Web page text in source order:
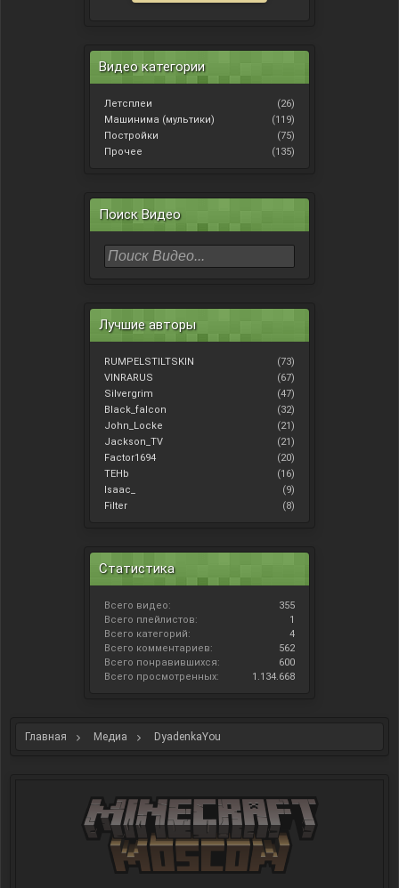
Видео категории
Летсплеи
(26)
Машинима (мультики)
(119)
Постройки
(75)
Прочее
(135)
Поиск Видео
Лучшие авторы
RUMPELSTILTSKIN
(73)
VINRARUS
(67)
Silvergrim
(47)
Black_falcon
(32)
John_Locke
(21)
Jackson_TV
(21)
Factor1694
(20)
TEHb
(16)
Isaac_
(9)
Filter
(8)
Статистика
Всего видео:
355
Всего плейлистов:
1
Всего категорий:
4
Всего комментариев:
562
Всего понравившихся:
600
Всего просмотренных:
1.134.668
Главная Медиа DyadenkaYou